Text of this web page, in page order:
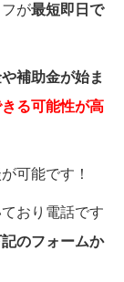
が最短即日で
補助金が始ま
きる可能性が高
可能です！
おり電話です
のフォームか